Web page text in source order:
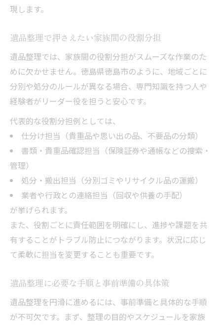
現します。
遺品整理で押さえたい家族間の役割分担
遺品整理では、家族間の役割分担がスムーズな作業のた
めに欠かせません。徳島県徳島市のように、地域ごとに
分別や処分のルールが異なる場合、専門知識を持つ人や
経験者がリーダー役を担うと安心です。
代表的な役割分担例としては、
仕分け担当（貴重品や思い出の品、不要品の分類）
書類・貴重品確認担当（保険証券や通帳などの捜索・
管理）
処分・搬出担当（分別ゴミやリサイクル品の運搬）
業者や行政との連絡担当（回収や供養の手配）
が挙げられます。
また、役割ごとに責任範囲を明確にし、進捗や課題を共
有することがトラブル防止につながります。状況に応じ
て柔軟に担当を変更することも重要です。
遺品整理に必要な手順と事前準備の具体策
遺品整理を円滑に進めるには、事前準備と具体的な手順
が不可欠です。まず、整理の目的やスケジュールを家族